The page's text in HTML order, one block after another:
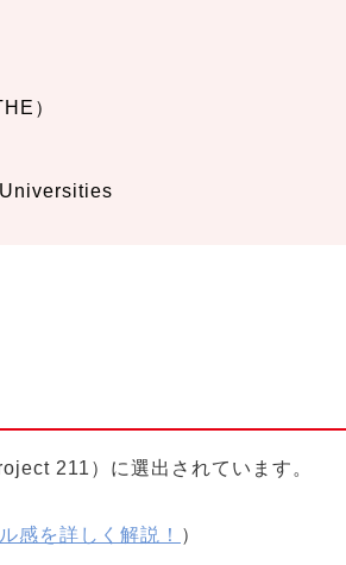
）
211 ）に選出されています。
感を詳しく解説！ ）